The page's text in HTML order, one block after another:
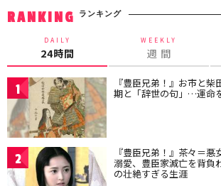
RANKING ランキング
DAILY
24時間
WEEKLY
週 間
1 『豊臣兄弟！』お市と
期と「辞世の句」…運命
2 『豊臣兄弟！』茶々＝
溺愛、豊臣家滅亡を背負
の壮絶すぎる生涯